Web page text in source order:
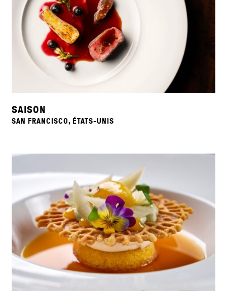
SAISON
SAN FRANCISCO, ÉTATS-UNIS